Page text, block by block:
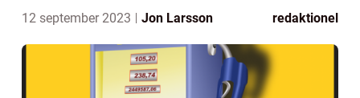
12 september 2023 Jon Larsson redaktionel